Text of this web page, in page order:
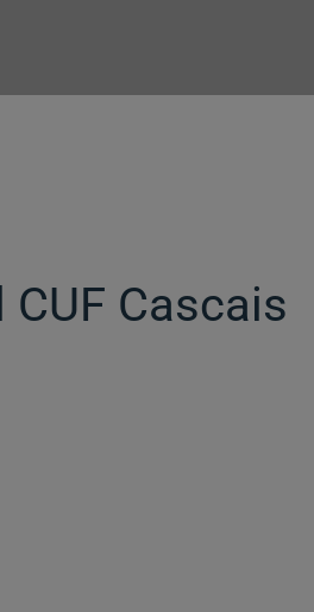
Cascais